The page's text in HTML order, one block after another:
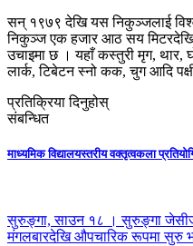
सन् १९७९ देखि यस निकुञ्जलाई
निकुञ्ज एक हजार आठ सय
उचाइमा छ । यहाँ कस्तुरी मृग, थार,
लार्क, टिबेटन स्नो कक, चुग आदि
प्रतिक्रिया दिनुहोस्
संबन्धित
माध्यमिक विद्यालयस्तरीय वक्तृत्वकला
सुरुङ्गा, साउन १८ । सुरुङ्गा
मंगलबारदेखि औपचारिक रूपमा सुरु